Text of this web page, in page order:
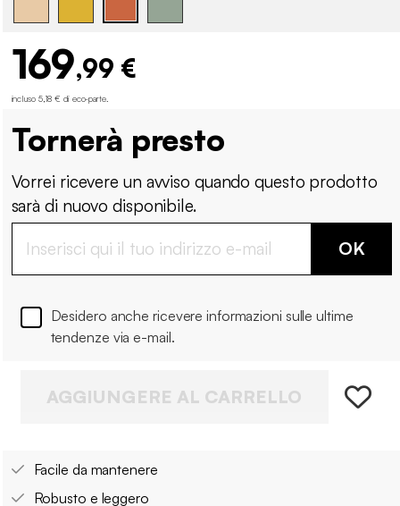
169,99 €
incluso 5,18 € di eco-parte.
Tornerà presto
Vorrei ricevere un avviso quando questo prodotto
sarà di nuovo disponibile.
OK
Desidero anche ricevere informazioni sulle ultime
tendenze via e-mail.
AGGIUNGERE AL CARRELLO
Facile da mantenere
Robusto e leggero